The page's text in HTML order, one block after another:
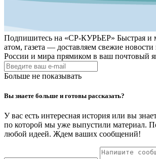
Подпишитесь на «СР-КУРЬЕР» Быстрая и
атом, газета — доставляем свежие новости
России и мира прямиком в ваш почтовый
Больше не показывать
Вы знаете больше и готовы рассказать?
У вас есть интересная история или вы
по которой мы уже выпустили материал.
любой идеей. Ждем ваших сообщений!